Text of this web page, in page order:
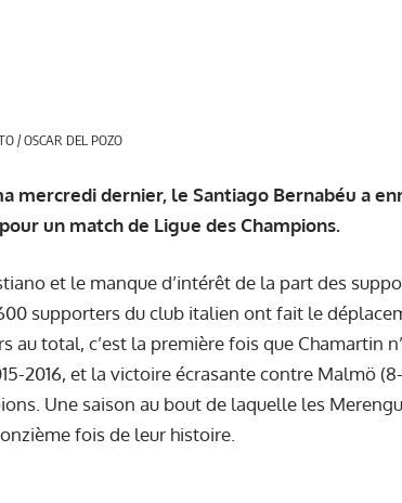
/ OSCAR DEL POZO
mercredi dernier, le Santiago Bernabéu a
un match de Ligue des Champions.
et le manque d’intérêt de la part des
supporters du club italien ont fait le
au total, c’est la première fois que Chamartin
2016, et la victoire écrasante contre Malmö
Une saison au bout de laquelle les
fois de leur histoire.